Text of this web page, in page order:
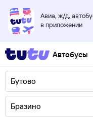
Авиа, ж/д,
в приложении
Автобусы